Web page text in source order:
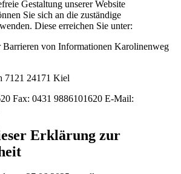
Gestaltung unserer Website
Sie sich an die zuständige
Diese erreichen Sie unter:
Barrieren von Informationen Karolinenweg
7121 24171 Kiel
Fax: 0431 9886101620 E-Mail:
Erklärung zur